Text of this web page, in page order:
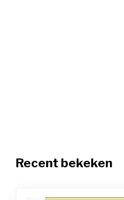
Recent bekeken